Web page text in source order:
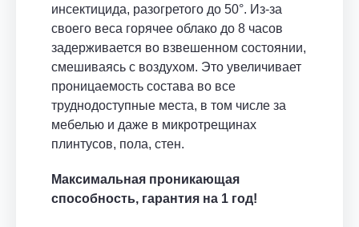
инсектицида, разогретого до 50°. Из-за
своего веса горячее облако до 8 часов
задерживается во взвешенном состоянии,
смешиваясь с воздухом. Это увеличивает
проницаемость состава во все
труднодоступные места, в том числе за
мебелью и даже в микротрещинах
плинтусов, пола, стен.
Максимальная проникающая
способность, гарантия на 1 год!